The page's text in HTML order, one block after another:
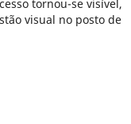
tornou-se visível,
visual no posto de